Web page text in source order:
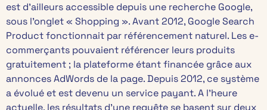
est d’ailleurs accessible depuis une recherche Google,
sous l’onglet « Shopping ». Avant 2012, Google Search
Product fonctionnait par référencement naturel. Les e-
commerçants pouvaient référencer leurs produits
gratuitement ; la plateforme étant financée grâce aux
annonces AdWords de la page. Depuis 2012, ce système
a évolué et est devenu un service payant. A l’heure